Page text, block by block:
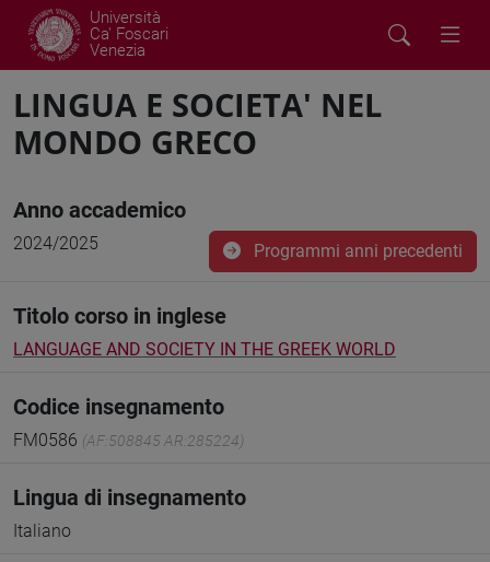
Università
Ca' Foscari
Venezia
LINGUA E SOCIETA' NEL
MONDO GRECO
Anno accademico
2024/2025 Programmi anni precedenti
Titolo corso in inglese
LANGUAGE AND SOCIETY IN THE GREEK WORLD
Codice insegnamento
FM0586 (AF:508845 AR:285224)
Lingua di insegnamento
Italiano